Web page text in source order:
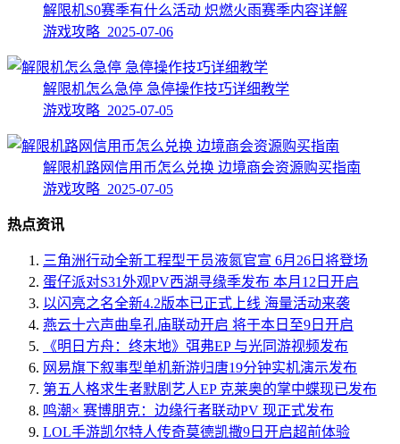
解限机S0赛季有什么活动 炽燃火雨赛季内容详解
游戏攻略 2025-07-06
解限机怎么急停 急停操作技巧详细教学
游戏攻略 2025-07-05
解限机路网信用币怎么兑换 边境商会资源购买指南
游戏攻略 2025-07-05
热点资讯
三角洲行动全新工程型干员液氮官宣 6月26日将登场
蛋仔派对S31外观PV西湖寻缘季发布 本月12日开启
以闪亮之名全新4.2版本已正式上线 海量活动来袭
燕云十六声曲阜孔庙联动开启 将于本日至9日开启
《明日方舟：终末地》弭弗EP 与光同游视频发布
网易旗下叙事型单机新游归唐19分钟实机演示发布
第五人格求生者默剧艺人EP 克莱奥的掌中蝶现已发布
鸣潮× 赛博朋克：边缘行者联动PV 现正式发布
LOL手游凯尔特人传奇莫德凯撒9日开启超前体验